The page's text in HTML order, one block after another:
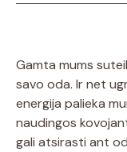
Gamta mums
savo oda. Ir net
energija palieka
naudingos
gali atsirasti ant